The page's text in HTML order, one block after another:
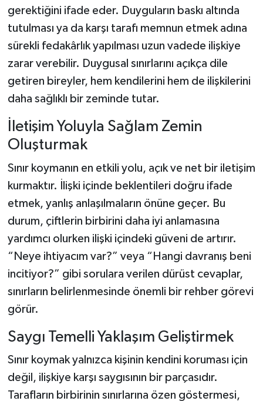
gerektiğini ifade eder. Duyguların baskı altında
tutulması ya da karşı tarafı memnun etmek adına
sürekli fedakârlık yapılması uzun vadede ilişkiye
zarar verebilir. Duygusal sınırlarını açıkça dile
getiren bireyler, hem kendilerini hem de ilişkilerini
daha sağlıklı bir zeminde tutar.
İletişim Yoluyla Sağlam Zemin
Oluşturmak
Sınır koymanın en etkili yolu, açık ve net bir iletişim
kurmaktır. İlişki içinde beklentileri doğru ifade
etmek, yanlış anlaşılmaların önüne geçer. Bu
durum, çiftlerin birbirini daha iyi anlamasına
yardımcı olurken ilişki içindeki güveni de artırır.
“Neye ihtiyacım var?” veya “Hangi davranış beni
incitiyor?” gibi sorulara verilen dürüst cevaplar,
sınırların belirlenmesinde önemli bir rehber görevi
görür.
Saygı Temelli Yaklaşım Geliştirmek
Sınır koymak yalnızca kişinin kendini koruması için
değil, ilişkiye karşı saygısının bir parçasıdır.
Tarafların birbirinin sınırlarına özen göstermesi,